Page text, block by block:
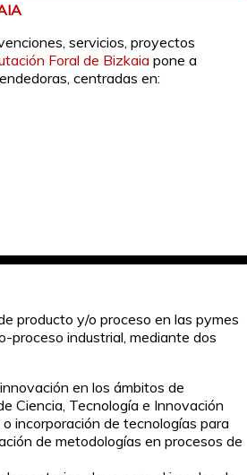
servicios, proyectos
Foral de Bizkaia pone a
centradas en:
producto y/o proceso en las pymes
proceso industrial, mediante dos
en los ámbitos de
Ciencia, Tecnología e Innovación
incorporación de tecnologías para
de metodologías en procesos de